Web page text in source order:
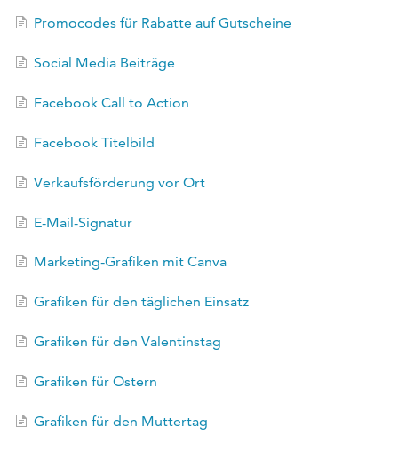
Promocodes für Rabatte auf Gutscheine
Social Media Beiträge
Facebook Call to Action
Facebook Titelbild
Verkaufsförderung vor Ort
E-Mail-Signatur
Marketing-Grafiken mit Canva
Grafiken für den täglichen Einsatz
Grafiken für den Valentinstag
Grafiken für Ostern
Grafiken für den Muttertag